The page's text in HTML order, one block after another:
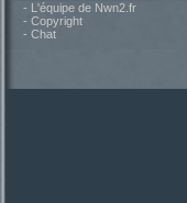
- L'équipe de Nwn2.fr
- Copyright
- Chat